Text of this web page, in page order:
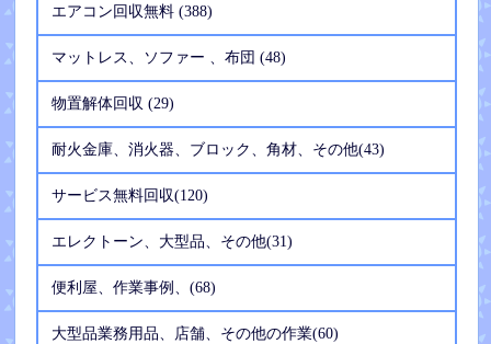
エアコン回収無料 (388)
マットレス、ソファー 、布団 (48)
物置解体回収 (29)
耐火金庫、消火器、ブロック、角材、その他(43)
サービス無料回収(120)
エレクトーン、大型品、その他(31)
便利屋、作業事例、(68)
大型品業務用品、店舗、その他の作業(60)